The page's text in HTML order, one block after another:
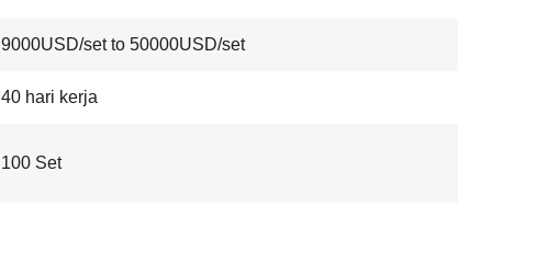
9000USD/set to 50000USD/set
40 hari kerja
100 Set